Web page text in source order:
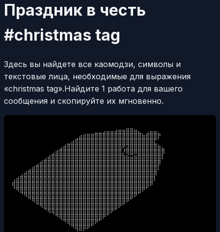
Праздник в честь
#christmas tag
Здесь вы найдете все каомодзи, символы и
текстовые лица, необходимые для выражения
«christmas tag».Найдите 1 работа для вашего
сообщения и скопируйте их мгновенно.
⠀⠀⠀⠀⠀⠀⠀⠀⠀⠀⠀⠀⠀⠀⠀⠀⠀⠀⠀⠀⠀⣀⣀⣠⣤⣤⣴⣶⣶⣿⣿⣶⣄⠀⢀⣤⣤⡀⠀
⠀⠀⠀⠀⠀⠀⠀⠀⠀⠀⠀⠀⠀⠀⠀⠀⢀⣴⣾⣿⣿⣿⣿⣿⣿⣿⣿⣿⣿⣿⣿⣿⣿⣷⣿⣿⣿⡟⠀
⠀⠀⠀⠀⠀⠀⠀⠀⠀⠀⠀⠀⠀⠀⣀⣴⣿⣿⣿⣿⣿⣿⣿⣿⣿⣿⣿⣿⣿⣿⣿⣿⣿⣿⣿⣿⣏⠀⠀
⠀⠀⠀⠀⠀⠀⠀⠀⠀⠀⠀⠀⣠⣾⣿⣿⣿⣿⣿⣿⣿⣿⣿⣿⣿⣿⣿⣿⢟⣽⣿⣿⣿⣿⣿⣿⣿⣷⣄
⠀⠀⠀⠀⠀⠀⠀⠀⠀⠀⣠⣾⣿⣿⣿⣿⣿⣿⣿⣿⣿⣿⣿⣿⣿⣿⣿⣿⡜⢿⣿⠿⣿⣿⣿⣿⣿⣿⡿
⠀⠀⠀⠀⠀⠀⠀⠀⣠⣾⣿⣿⣿⣿⣿⣿⣿⣿⣿⣿⣿⣿⣿⣿⣿⣿⣿⣿⣿⣷⣶⣿⣿⣿⣿⣿⣿⣿⠇
⠀⠀⠀⠀⠀⠀⣠⣾⣿⣿⣿⣿⣿⣿⣿⣿⣿⣿⣿⣿⣿⣿⣿⣿⣿⣿⣿⣿⣿⣿⣿⣿⣿⣿⣿⣿⣿⡿⠀
⠀⠀⠀⠀⣠⣾⣿⣿⣿⣿⣿⣿⣿⣿⣿⣿⣿⣿⣿⣿⣿⣿⣿⣿⣿⣿⣿⣿⣿⣿⣿⣿⣿⣿⣿⣿⣿⠇⠀
⠀⠀⣠⣾⣿⣿⣿⣿⣿⣿⣿⣿⣿⣿⣿⣿⣿⣿⣿⣿⣿⣿⣿⣿⣿⣿⣿⣿⣿⣿⣿⣿⣿⣿⣿⣿⡿⠀⠀
⢠⣾⣿⣿⣿⣿⣿⣿⣿⣿⣿⣿⣿⣿⣿⣿⣿⣿⣿⣿⣿⣿⣿⣿⣿⣿⣿⣿⣿⣿⣿⣿⣿⣿⣿⣿⠇⠀⠀
⢿⣿⣿⣿⣿⣿⣿⣿⣿⣿⣿⣿⣿⣿⣿⣿⣿⣿⣿⣿⣿⣿⣿⣿⣿⣿⣿⣿⣿⣿⣿⣿⣿⣿⣿⠟⠀⠀⠀
⠈⠻⣿⣿⣿⣿⣿⣿⣿⣿⣿⣿⣿⣿⣿⣿⣿⣿⣿⣿⣿⣿⣿⣿⣿⣿⣿⣿⣿⣿⣿⣿⣿⠟⠁⠀⠀⠀⠀
⠀⠀⠈⠻⣿⣿⣿⣿⣿⣿⣿⣿⣿⣿⣿⣿⣿⣿⣿⣿⣿⣿⣿⣿⣿⣿⣿⣿⣿⣿⣿⠟⠁⠀⠀⠀⠀⠀⠀
⠀⠀⠀⠀⠈⠻⣿⣿⣿⣿⣿⣿⣿⣿⣿⣿⣿⣿⣿⣿⣿⣿⣿⣿⣿⣿⣿⣿⣿⠟⠁⠀⠀⠀⠀⠀⠀⠀⠀
⠀⠀⠀⠀⠀⠀⠈⠻⣿⣿⣿⣿⣿⣿⣿⣿⣿⣿⣿⣿⣿⣿⣿⣿⣿⣿⣿⠟⠁⠀⠀⠀⠀⠀⠀⠀⠀⠀⠀
⠀⠀⠀⠀⠀⠀⠀⠀⠈⠻⢿⣿⣿⣿⣿⣿⣿⣿⣿⣿⣿⣿⣿⣿⣿⠟⠁⠀⠀⠀⠀⠀⠀⠀⠀⠀⠀⠀⠀
⠀⠀⠀⠀⠀⠀⠀⠀⠀⠀⠀⠙⢿⣿⣿⣿⣿⣿⣿⣿⣿⣿⣿⠟⠁⠀⠀⠀⠀⠀⠀⠀⠀⠀⠀⠀⠀⠀⠀
⠀⠀⠀⠀⠀⠀⠀⠀⠀⠀⠀⠀⠀⠙⢿⣿⣿⣿⣿⣿⣿⠟⠁⠀⠀⠀⠀⠀⠀⠀⠀⠀⠀⠀⠀⠀⠀⠀⠀
⠀⠀⠀⠀⠀⠀⠀⠀⠀⠀⠀⠀⠀⠀⠀⠙⢿⣿⡿⠟⠁⠀⠀⠀⠀⠀⠀⠀⠀⠀⠀⠀⠀⠀⠀⠀⠀⠀⠀